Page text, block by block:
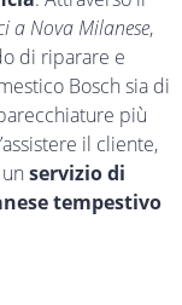
a Nova Milanese,
di riparare e
Bosch sia di
più
il cliente,
servizio di
tempestivo